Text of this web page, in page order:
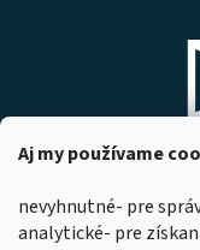
Aj my používame
nevyhnutné- pre
analytické- pre